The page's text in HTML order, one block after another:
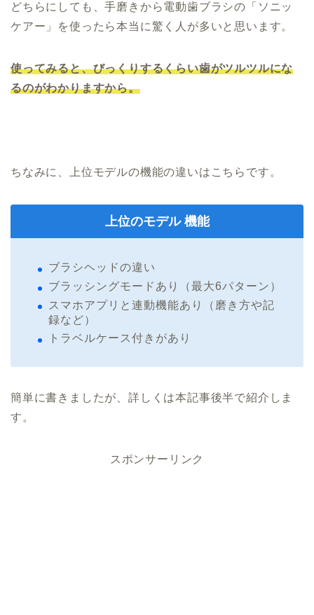
どちらにしても、手磨きから電動歯ブラシの「ソニッ
ケアー」を使ったら本当に驚く人が多いと思います。
使ってみると、びっくりするくらい歯がツルツルにな
るのがわかりますから。
ちなみに、上位モデルの機能の違いはこちらです。
上位のモデル 機能
ブラシヘッドの違い
ブラッシングモードあり（最大6パターン）
スマホアプリと連動機能あり（磨き方や記
録など）
トラベルケース付きがあり
簡単に書きましたが、詳しくは本記事後半で紹介しま
す。
スポンサーリンク